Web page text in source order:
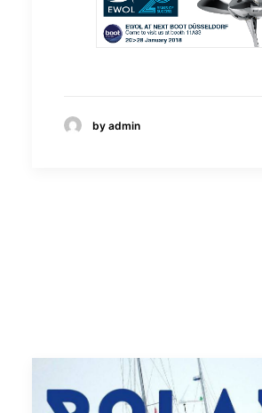
by admin